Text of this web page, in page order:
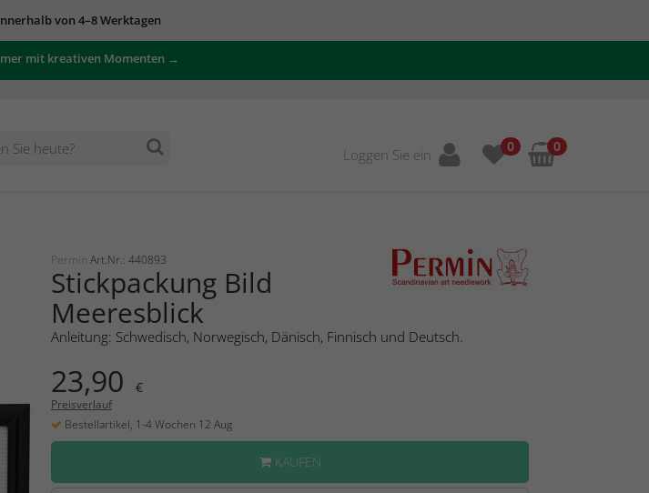
von 4–8 Werktagen
mit kreativen Momenten →
Loggen Sie ein 0 0
Permin Art.Nr.: 440893
Stickpackung Bild
Meeresblick
Anleitung: Schwedisch, Norwegisch, Dänisch, Finnisch und Deutsch.
23,90 €
Preisverlauf
Bestellartikel, 1-4 Wochen 12 Aug
KAUFEN